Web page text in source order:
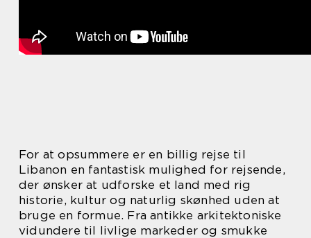
For at opsummere er en billig rejse til
Libanon en fantastisk mulighed for rejsende,
der ønsker at udforske et land med rig
historie, kultur og naturlig skønhed uden at
bruge en formue. Fra antikke arkitektoniske
vidundere til livlige markeder og smukke